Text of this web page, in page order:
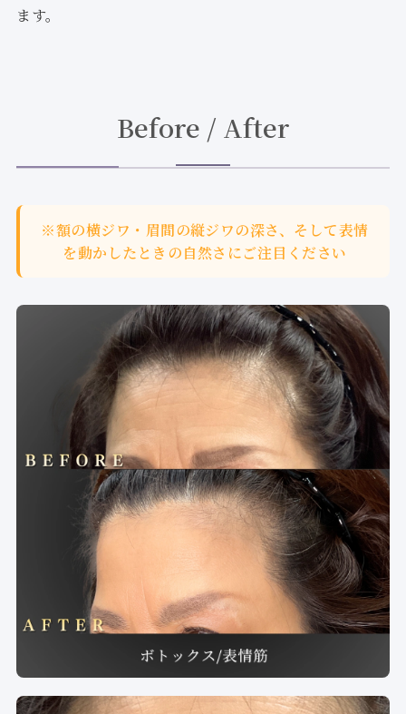
ます。
Before / After
※額の横ジワ・眉間の縦ジワの深さ、そして表情
を動かしたときの自然さにご注目ください